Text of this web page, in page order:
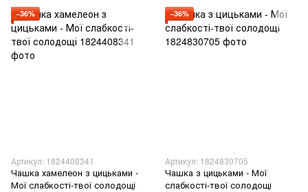
−36%
Артикул: 1824408341
Чашка хамелеон з цицьками -
Мої слабкості-твої солодощі
−36%
Артикул: 1824830705
Чашка з цицьками - Мої
слабкості-твої солодощі